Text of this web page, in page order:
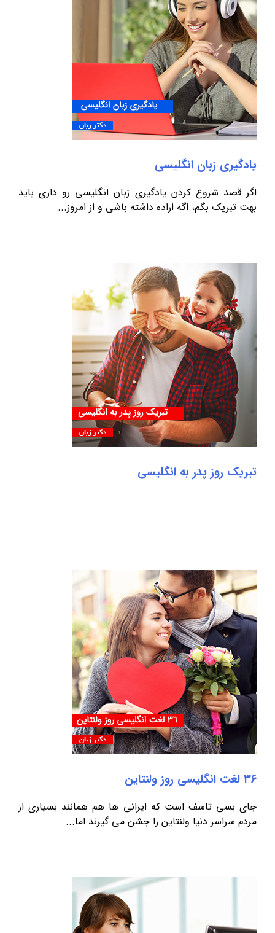
یادگیری زبان انگلیسی
اگر قصد شروع کردن یادگیری زبان انگلیسی رو داری باید
بهت تبریک بگم، اگه اراده داشته باشی و از امروز...
تبریک روز پدر به انگلیسی
۳۶ لغت انگلیسی روز ولنتاین
جای بسی تاسف است که ایرانی ها هم همانند بسیاری از
مردم سراسر دنیا ولنتاین را جشن می گیرند اما...